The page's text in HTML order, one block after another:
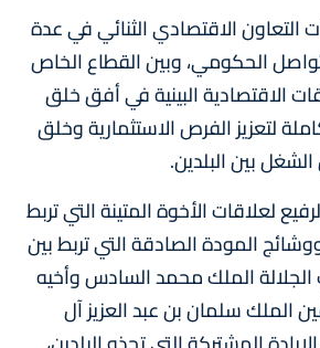
التعاون الاقتصادي الثنائي في عدة
الحكومي، وبين القطاع الخاص
الاقتصادية البينية في أفق خلق
لتعزيز الفرص الاستثمارية وخلق
بين البلدين.
لعلاقات الأخوة المتينة التي تربط
المودة الصادقة التي تربط بين
الملك محمد السادس وأخيه
الملك سلمان بن عبد العزيز آل